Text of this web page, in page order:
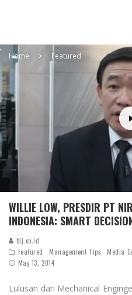
Home Featured
WILLIE LOW, PRESDIR PT
INDONESIA: SMART
blj.co.id
Featured
Management Tips Media
May 13, 2014
Lulusan dari Mechanical